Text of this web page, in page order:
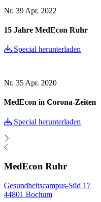
Nr. 39 Apr. 2022
15 Jahre MedEcon Ruhr
Special herunterladen
Nr. 35 Apr. 2020
MedEcon in Corona-Zeiten
Special herunterladen
MedEcon Ruhr
Gesundheitscampus-Süd 17
44801 Bochum